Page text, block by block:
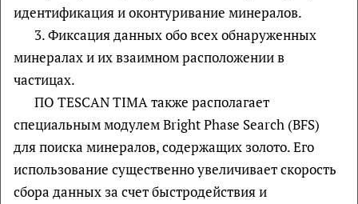
идентификация и оконтуривание минералов.
3. Фиксация данных обо всех обнаруженных
минералах и их взаимном расположении в
частицах.
ПО TESCAN TIMA также располагает
специальным модулем Bright Phase Search (BFS)
для поиска минералов, содержащих золото. Его
использование существенно увеличивает скорость
сбора данных за счет быстродействия и